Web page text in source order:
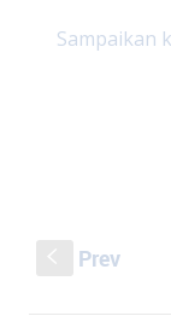
Sampaikan
Prev